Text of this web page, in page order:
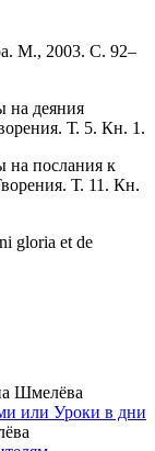
М., 2003. С. 92–
на деяния
Т. 5. Кн. 1.
на послания к
Т. 11. Кн.
gloria et de
Шмелёва
или Уроки в дни